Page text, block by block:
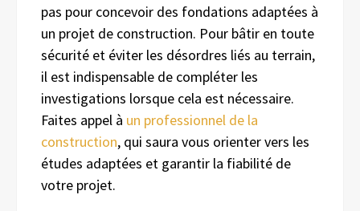
pas pour concevoir des fondations adaptées à
un projet de construction. Pour bâtir en toute
sécurité et éviter les désordres liés au terrain,
il est indispensable de compléter les
investigations lorsque cela est nécessaire.
Faites appel à un professionnel de la
construction, qui saura vous orienter vers les
études adaptées et garantir la fiabilité de
votre projet.